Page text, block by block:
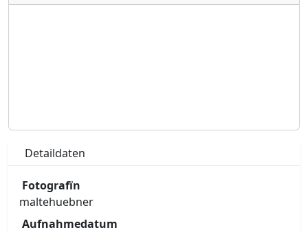
Detaildaten
Fotografïn
maltehuebner
Aufnahmedatum